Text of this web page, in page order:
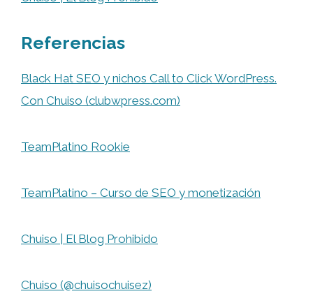
Referencias
Black Hat SEO y nichos Call to Click WordPress.
Con Chuiso (clubwpress.com)
TeamPlatino Rookie
TeamPlatino – Curso de SEO y monetización
Chuiso | El Blog Prohibido
Chuiso (@chuisochuisez)